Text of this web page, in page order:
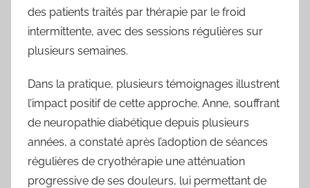
des patients traités par thérapie par le froid
intermittente, avec des sessions régulières sur
plusieurs semaines.
Dans la pratique, plusieurs témoignages illustrent
l’impact positif de cette approche. Anne, souffrant
de neuropathie diabétique depuis plusieurs
années, a constaté après l’adoption de séances
régulières de cryothérapie une atténuation
progressive de ses douleurs, lui permettant de